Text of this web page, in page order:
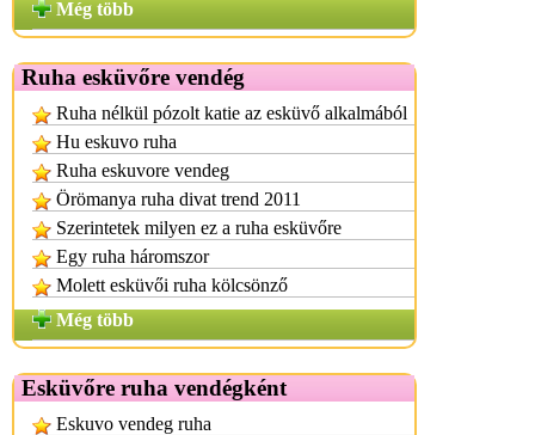
Még több
Ruha esküvőre vendég
Ruha nélkül pózolt katie az esküvő alkalmából
Hu eskuvo ruha
Ruha eskuvore vendeg
Örömanya ruha divat trend 2011
Szerintetek milyen ez a ruha esküvőre
Egy ruha háromszor
Molett esküvői ruha kölcsönző
Még több
Esküvőre ruha vendégként
Eskuvo vendeg ruha